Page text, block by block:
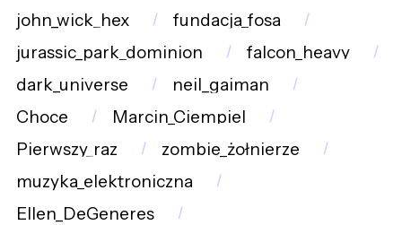
john_wick_hex
fundacja_fosa
jurassic_park_dominion
falcon_heavy
dark_universe
neil_gaiman
Choce
Marcin_Ciempiel
Pierwszy_raz
zombie_żołnierze
muzyka_elektroniczna
Ellen_DeGeneres